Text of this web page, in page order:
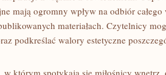
mają ogromny wpływ na odbiór całego
materiałach. Czytelnicy
podkreślać walory estetyczne
którym spotykają się miłośnicy